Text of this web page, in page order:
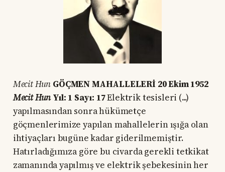
Mecit Hun GÖÇMEN MAHALLELERİ 20 Ekim 1952
Mecit HunYıl: 1 Sayı: 17Elektrik tesisleri (...)
yapılmasından sonra hükümetçe
göçmenlerimize yapılan mahallelerin ışığa olan
ihtiyaçları bugüne kadar giderilmemiştir.
Hatırladığımıza göre bu civarda gerekli tetkikat
zamanında yapılmış ve elektrik şebekesinin her